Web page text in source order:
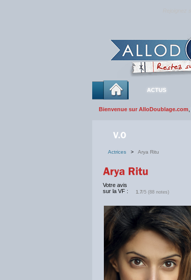
ACTUS
Bienvenue sur AlloDoublage.com
Actrices > Arya Ritu
Votre avis
sur la VF :
1.7/5 (88 notes)